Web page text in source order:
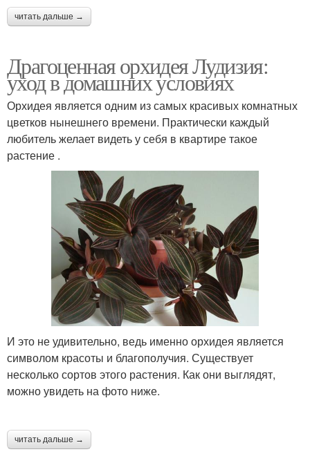
читать дальше →
Драгоценная орхидея Лудизия:
уход в домашних условиях
Орхидея является одним из самых красивых комнатных
цветков нынешнего времени. Практически каждый
любитель желает видеть у себя в квартире такое
растение .
И это не удивительно, ведь именно орхидея является
символом красоты и благополучия. Существует
несколько сортов этого растения. Как они выглядят,
можно увидеть на фото ниже.
читать дальше →